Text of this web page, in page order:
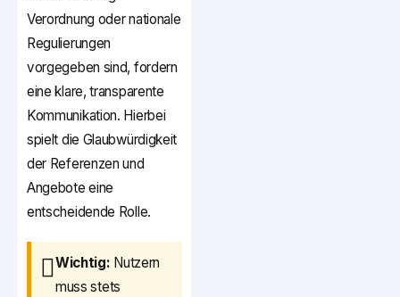
Verordnung oder nationale
Regulierungen
vorgegeben sind, fordern
eine klare, transparente
Kommunikation. Hierbei
spielt die Glaubwürdigkeit
der Referenzen und
Angebote eine
entscheidende Rolle.
Wichtig: Nutzern
muss stets